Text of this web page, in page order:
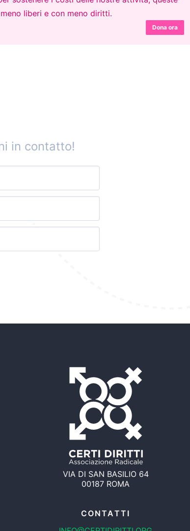
liberi e con meno diritti.
Dona ora
in contatto!
VIA DI SAN BASILIO 64
00187 ROMA
CONTATTI